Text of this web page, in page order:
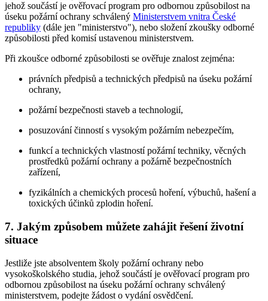
jehož součástí je ověřovací program pro odbornou způsobilost na
úseku požární ochrany schválený Ministerstvem vnitra České
republiky (dále jen "ministerstvo"), nebo složení zkoušky odborné
způsobilosti před komisí ustavenou ministerstvem.
Při zkoušce odborné způsobilosti se ověřuje znalost zejména:
právních předpisů a technických předpisů na úseku požární
ochrany,
požární bezpečnosti staveb a technologií,
posuzování činností s vysokým požárním nebezpečím,
funkcí a technických vlastností požární techniky, věcných
prostředků požární ochrany a požárně bezpečnostních
zařízení,
fyzikálních a chemických procesů hoření, výbuchů, hašení a
toxických účinků zplodin hoření.
7. Jakým způsobem můžete zahájit řešení životní
situace
Jestliže jste absolventem školy požární ochrany nebo
vysokoškolského studia, jehož součástí je ověřovací program pro
odbornou způsobilost na úseku požární ochrany schválený
ministerstvem, podejte žádost o vydání osvědčení.